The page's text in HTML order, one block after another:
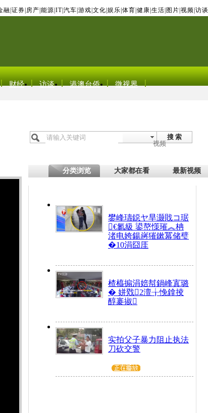
融 证券 房产 能源 IT| 汽车 游戏 文化 娱乐 体育 健康 生活 图片 视频 访谈
财经 访谈 港澳台侨 微视界
搜 索
视频
分类浏览 大家都在看 最新视频
鐢峰瓙鐚ヤ旱灏戝コ琚
€氱級 鍙嶅憡璀︽柟
渚电姱鍚嶈獕鏉冪储璧
�10涓囧厓
楂橀搧涓婄幇鍋峰寘璐
� 姘戣2澶╁悗鎿掕
醇褰掓
实拍父子暴力阻止执法
刀砍交警